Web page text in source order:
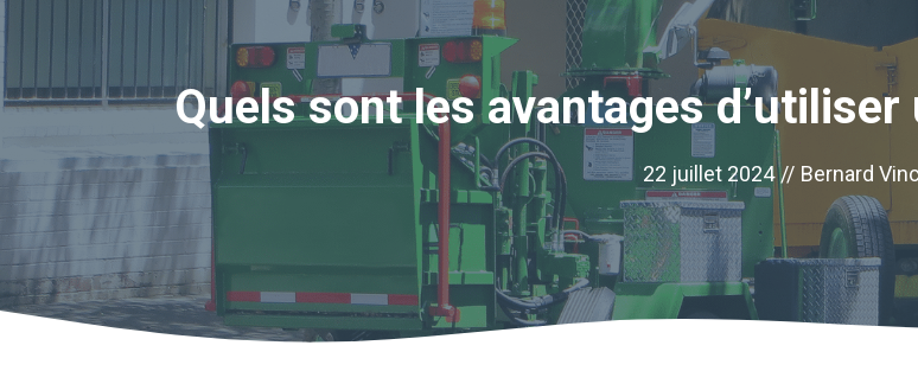
Quels sont les avantages
22 juillet 2024 // Bernard